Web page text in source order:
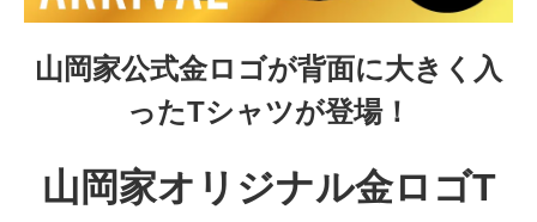
山岡家公式金ロゴが背面に大きく入
ったTシャツが登場！
山岡家オリジナル金ロゴT